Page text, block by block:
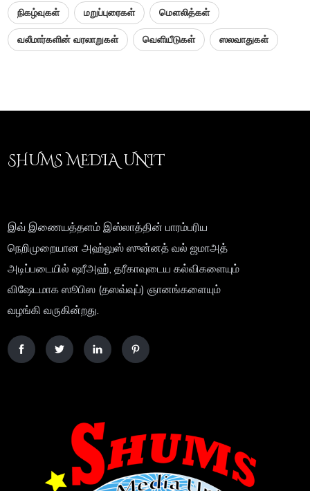
நிகழ்வுகள் மறுப்புரைகள் மௌலித்கள்
வலீமார்களின் வரலாறுகள் வெளியீடுகள் ஸலவாதுகள்
SHUMS MEDIA UNIT
இவ் இணையத்தளம் இஸ்லாத்தின் பாரம்பரிய
நெறிமுறையான அஹ்லுஸ் ஸுன்னத் வல் ஜமாஅத்
அடிப்படையில் ஷரீஅஹ், தரீகாவுடைய கல்விகளையும்
விஷேடமாக ஸூபிஸ (தஸவ்வுப்) ஞானங்களையும்
வழங்கி வருகின்றது.